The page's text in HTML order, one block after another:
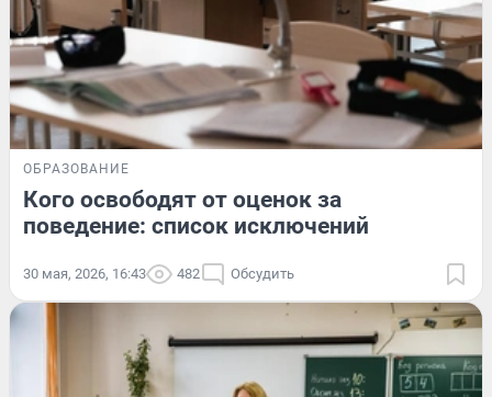
ОБРАЗОВАНИЕ
Кого освободят от оценок за
поведение: список исключений
30 мая, 2026, 16:43 482 Обсудить